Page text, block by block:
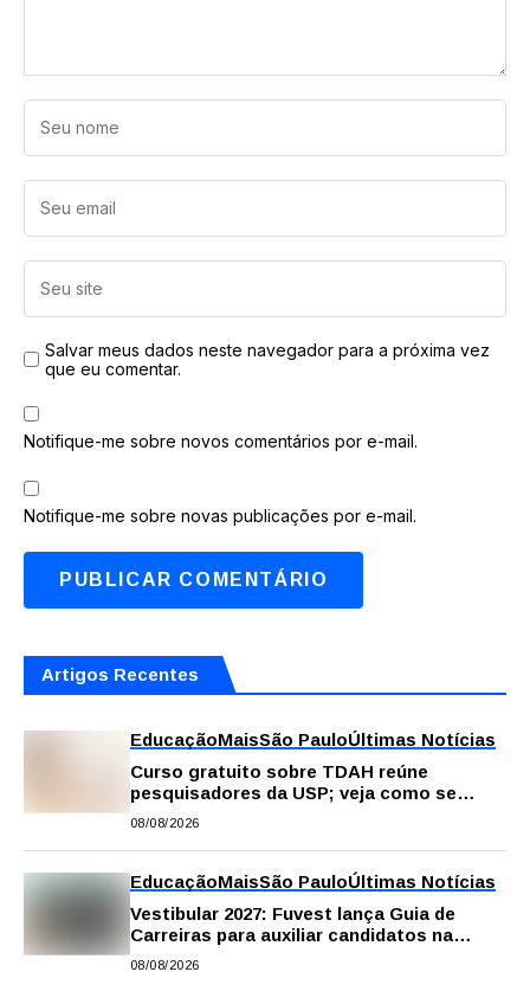
Salvar meus dados neste navegador para a próxima vez
que eu comentar.
Notifique-me sobre novos comentários por e-mail.
Notifique-me sobre novas publicações por e-mail.
Artigos Recentes
EducaçãoMaisSão PauloÚltimas Notícias
Curso gratuito sobre TDAH reúne
pesquisadores da USP; veja como se
inscrever
08/08/2026
EducaçãoMaisSão PauloÚltimas Notícias
Vestibular 2027: Fuvest lança Guia de
Carreiras para auxiliar candidatos na
escolha da profissão
08/08/2026